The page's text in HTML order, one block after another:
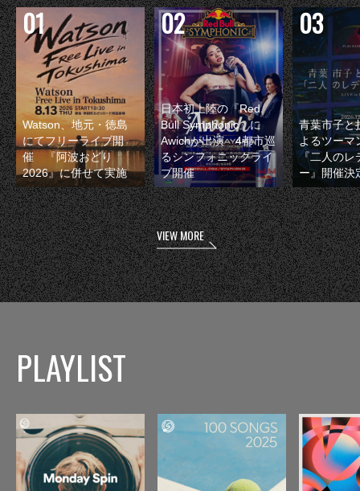
Watson、地元・徳島
にてフリーライブ開
催 『阿波おどり
2026』に併せて実施
日本初上陸の『Red
Bull Symphonic』に
Awichが出演 4都市巡
るシンフォニックライ
ブ開催
青葉市子と
よるツーマ
『二人のレ
ー』開催決
VIEW MORE
PLAYLIST